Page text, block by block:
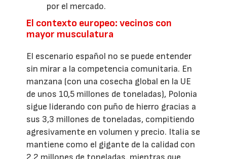
por el mercado.
El contexto europeo: vecinos con
mayor musculatura
El escenario español no se puede entender
sin mirar a la competencia comunitaria. En
manzana (con una cosecha global en la UE
de unos 10,5 millones de toneladas), Polonia
sigue liderando con puño de hierro gracias a
sus 3,3 millones de toneladas, compitiendo
agresivamente en volumen y precio. Italia se
mantiene como el gigante de la calidad con